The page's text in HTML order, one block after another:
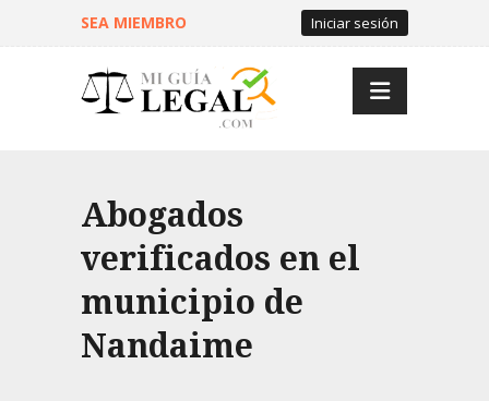
SEA MIEMBRO Iniciar sesión
Abogados
verificados en el
municipio de
Nandaime